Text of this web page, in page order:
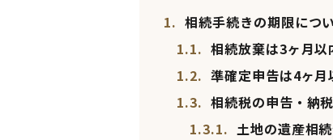
1. 相続手続きの期限につ
1.1. 相続放棄は3ヶ月
1.2. 準確定申告は4ヶ月
1.3. 相続税の申告・納
1.3.1. 土地の遺産相